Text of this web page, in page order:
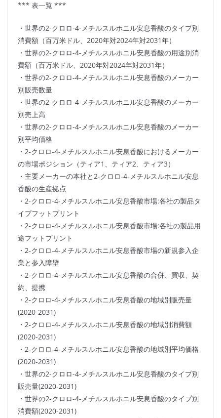
*** 表一覧 ***
・世界の2-クロロ-4-メチルスルホニル安息香酸のタイプ別
消費額（百万米ドル、2020年対2024年対2031年）
・世界の2-クロロ-4-メチルスルホニル安息香酸の用途別消
費額（百万米ドル、2020年対2024年対2031年）
・世界の2-クロロ-4-メチルスルホニル安息香酸のメーカー
別販売数量
・世界の2-クロロ-4-メチルスルホニル安息香酸のメーカー
別売上高
・世界の2-クロロ-4-メチルスルホニル安息香酸のメーカー
別平均価格
・2-クロロ-4-メチルスルホニル安息香酸におけるメーカー
の市場ポジション（ティア1、ティア2、ティア3）
・主要メーカーの本社と2-クロロ-4-メチルスルホニル安息
香酸の生産拠点
・2-クロロ-4-メチルスルホニル安息香酸市場:各社の製品タ
イプフットプリント
・2-クロロ-4-メチルスルホニル安息香酸市場:各社の製品用
途フットプリント
・2-クロロ-4-メチルスルホニル安息香酸市場の新規参入企
業と参入障壁
・2-クロロ-4-メチルスルホニル安息香酸の合併、買収、契
約、提携
・2-クロロ-4-メチルスルホニル安息香酸の地域別販売量
(2020-2031)
・2-クロロ-4-メチルスルホニル安息香酸の地域別消費額
(2020-2031)
・2-クロロ-4-メチルスルホニル安息香酸の地域別平均価格
(2020-2031)
・世界の2-クロロ-4-メチルスルホニル安息香酸のタイプ別
販売量(2020-2031)
・世界の2-クロロ-4-メチルスルホニル安息香酸のタイプ別
消費額(2020-2031)